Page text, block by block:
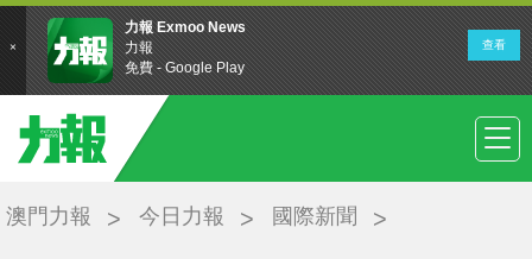
澳門力報 今日力報 國際新聞